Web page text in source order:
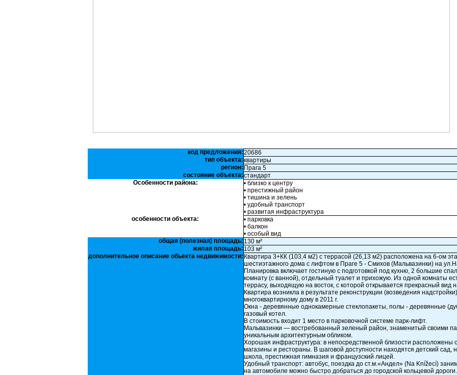
код предложения:20686
тип объекта:квартиры
регион: Прага 5
состояние объекта:стандарт
Особенности района:
• близко к центру
• престижный район
• тишина и зелень
• удобный транспорт
• развитая инфраструктура
особенности объекта:
• парковка
• балкон
• особый вид
общая (полезная) площадь: 130 м²
жилая площадь: 103 м²
дополнительное описание обьекта недвижимости: Квартира 3+КК (103,4 м2) с террасой (26,13 м2) расположена на 6-ом
шестиэтажного дома с лифтом в Праге 5 - Смихов (Мальвазинки) на
Планировка включает гостиную с подготовкой под кухню, 2 большие
комнату (с ванной), отдельный туалет и прихожую. Из одной комнаты
террасу, выходящую на восток, с которой открывается прекрасный вид
Квартира возникла в результате реконструкции (возведения
многоквартирному дому в 2011 г.
Окна - деревянные однокамерные стеклопакеты, полы - деревянные
газовый котел.
В стоимость входит 1 место в парковочной системе парк-лифт.
Мальвазинки — востребованный зеленый район, знаменитый своими
уникальным архитектурным обликом.
Хорошая инфраструктура: в непосредственной близости расположены
магазины и рестораны. В шаговой доступности находятся детский сад,
школа, престижная гимназия и французский лицей.
Удобный транспорт: автобус, поездка до ст.м.«Андел» (Na Knížecí)
на автомобиле можно быстро добраться до городской кольцевой дороги.